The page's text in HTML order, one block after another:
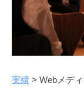
営・
イ
テ
実績 > Webメデ